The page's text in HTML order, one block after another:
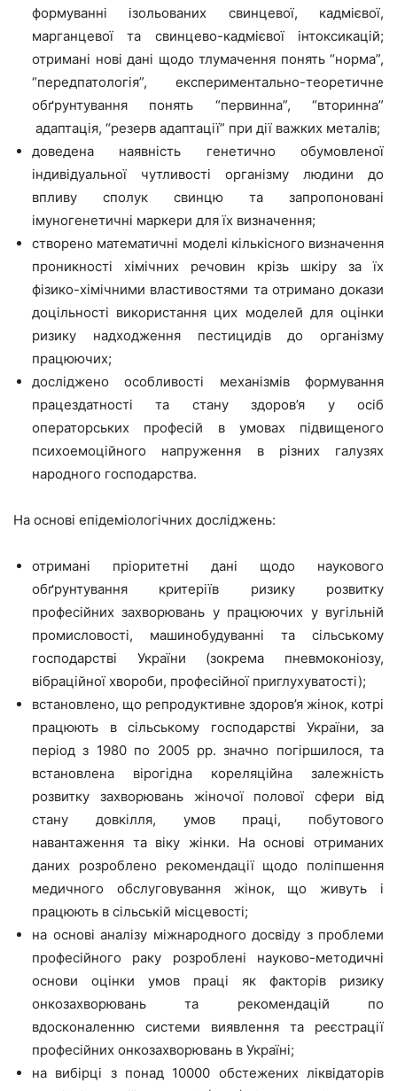
формуванні ізольованих свинцевої, кадмієвої,
марганцевої та свинцево-кадмієвої інтоксикацій;
отримані нові дані щодо тлумачення понять “норма”,
“передпатологія”, експериментально-теоретичне
обґрунтування понять “первинна”, “вторинна”
адаптація, “резерв адаптації” при дії важких металів;
доведена наявність генетично обумовленої
індивідуальної чутливості організму людини до
впливу сполук свинцю та запропоновані
імуногенетичні маркери для їх визначення;
створено математичні моделі кількісного визначення
проникності хімічних речовин крізь шкіру за їх
фізико-хімічними властивостями та отримано докази
доцільності використання цих моделей для оцінки
ризику надходження пестицидів до організму
працюючих;
досліджено особливості механізмів формування
працездатності та стану здоров’я у осіб
операторських професій в умовах підвищеного
психоемоційного напруження в різних галузях
народного господарства.
На основі епідеміологічних досліджень:
отримані пріоритетні дані щодо наукового
обґрунтування критеріїв ризику розвитку
професійних захворювань у працюючих у вугільній
промисловості, машинобудуванні та сільському
господарстві України (зокрема пневмоконіозу,
вібраційної хвороби, професійної приглухуватості);
встановлено, що репродуктивне здоров’я жінок, котрі
працюють в сільському господарстві України, за
період з 1980 по 2005 рр. значно погіршилося, та
встановлена вірогідна кореляційна залежність
розвитку захворювань жіночої полової сфери від
стану довкілля, умов праці, побутового
навантаження та віку жінки. На основі отриманих
даних розроблено рекомендації щодо поліпшення
медичного обслуговування жінок, що живуть і
працюють в сільській місцевості;
на основі аналізу міжнародного досвіду з проблеми
професійного раку розроблені науково-методичні
основи оцінки умов праці як факторів ризику
онкозахворювань та рекомендацій по
вдосконаленню системи виявлення та реєстрації
професійних онкозахворювань в Україні;
на вибірці з понад 10000 обстежених ліквідаторів